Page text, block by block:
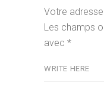
Votre
Les champs
avec *